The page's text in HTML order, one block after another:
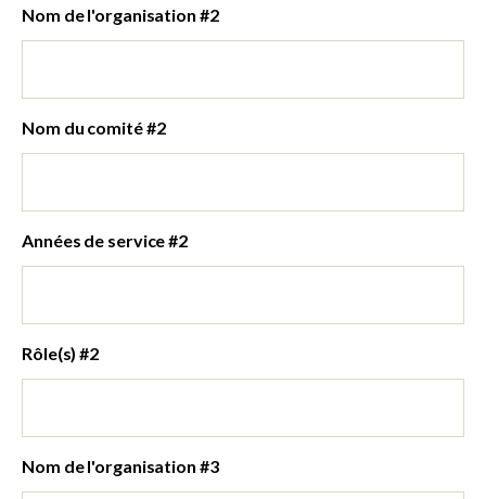
Nom de l'organisation #2
Nom du comité #2
Années de service #2
Rôle(s) #2
Nom de l'organisation #3